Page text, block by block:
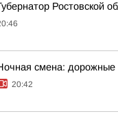
Ростовской
смена: дорожные
20:42